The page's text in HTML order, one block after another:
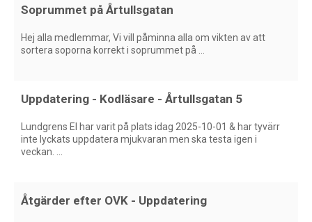
Soprummet på Årtullsgatan
Hej alla medlemmar, Vi vill påminna alla om vikten av att
sortera soporna korrekt i soprummet på ...
Uppdatering - Kodläsare - Årtullsgatan 5
Lundgrens El har varit på plats idag 2025-10-01 & har tyvärr
inte lyckats uppdatera mjukvaran men ska testa igen i
veckan. ...
Åtgärder efter OVK - Uppdatering